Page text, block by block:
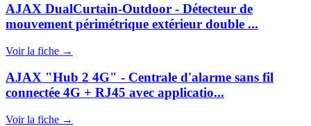
AJAX DualCurtain-Outdoor - Détecteur de
mouvement périmétrique extérieur double ...
Voir la fiche →
AJAX "Hub 2 4G" - Centrale d'alarme sans fil
connectée 4G + RJ45 avec applicatio...
Voir la fiche →